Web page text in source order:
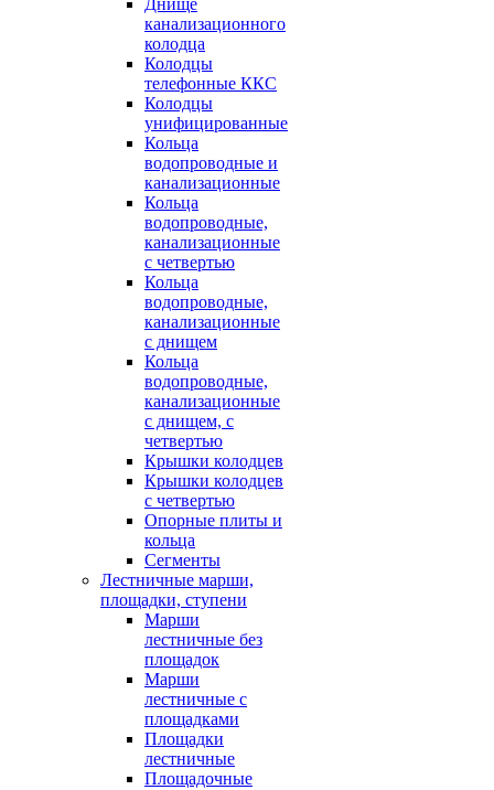
Днище
канализационного
колодца
Колодцы
телефонные ККС
Колодцы
унифицированные
Кольца
водопроводные и
канализационные
Кольца
водопроводные,
канализационные
с четвертью
Кольца
водопроводные,
канализационные
с днищем
Кольца
водопроводные,
канализационные
с днищем, с
четвертью
Крышки колодцев
Крышки колодцев
с четвертью
Опорные плиты и
кольца
Сегменты
Лестничные марши,
площадки, ступени
Марши
лестничные без
площадок
Марши
лестничные с
площадками
Площадки
лестничные
Площадочные